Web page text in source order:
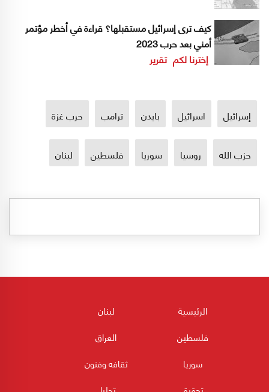
كيف ترى إسرائيل مستقبلها؟ قراءة في أخطر مؤتمر
أمني بعد حرب 2023
إخترنا لكم تقرير
إسرائيل اسرائيل بايدن ترامب حرب غزة
حزب الله روسيا سوريا فلسطين لبنان
الرئيسية
لبنان
فلسطين
العراق
سوريا
ثقافه وفنون